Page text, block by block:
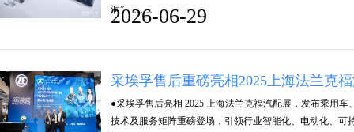
洞”，……
2026-06-29
采埃孚售后重磅亮相2025上海法兰克
●采埃孚售后亮相 2025 上海法兰克福汽配展，发布乘用
技术及服务矩阵重磅登场，引领行业智能化、电动化、